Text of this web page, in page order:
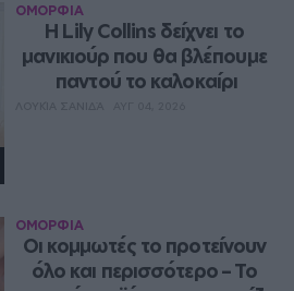
ΟΜΟΡΦΙΑ
Η Lily Collins δείχνει το
μανικιούρ που θα βλέπουμε
παντού το καλοκαίρι
ΟΜΟΡΦΙΑ
Οι κομμωτές το προτείνουν
όλο και περισσότερο – Το